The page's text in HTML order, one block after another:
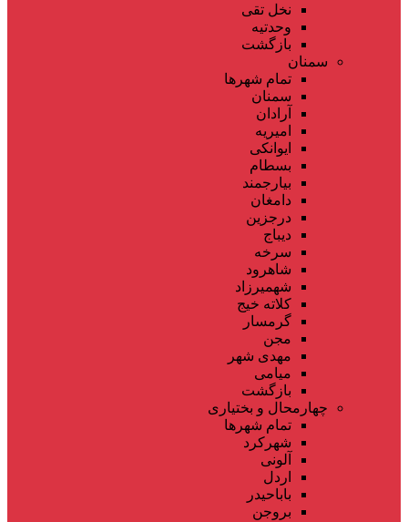
نخل تقی
وحدتیه
بازگشت
سمنان
تمام شهر‌ها
سمنان
آرادان
امیریه
ایوانکی
بسطام
بیارجمند
دامغان
درجزین
دیباج
سرخه
شاهرود
شهمیرزاد
کلاته خیج
گرمسار
مجن
مهدی شهر
میامی
بازگشت
چهارمحال و بختیاری
تمام شهر‌ها
شهرکرد
آلونی
اردل
باباحیدر
بروجن